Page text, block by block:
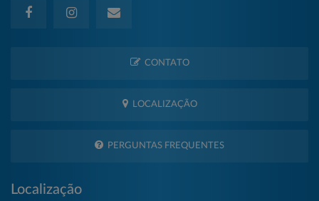
CONTATO
LOCALIZAÇÃO
PERGUNTAS FREQUENTES
Localização